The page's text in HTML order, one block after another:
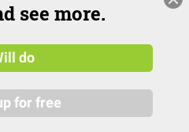
see more.
do
for free